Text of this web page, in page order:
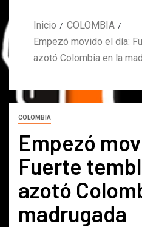
Inicio
COLOMBIA
Empezó movido el día:
azotó Colombia en la
COLOMBIA
Empezó
Fuerte
azotó
madrugada